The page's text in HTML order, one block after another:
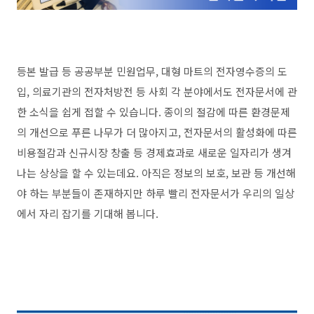
등본 발급 등 공공부분 민원업무, 대형 마트의 전자영수증의 도
입, 의료기관의 전자처방전 등 사회 각 분야에서도 전자문서에 관
한 소식을 쉽게 접할 수 있습니다. 종이의 절감에 따른 환경문제
의 개선으로 푸른 나무가 더 많아지고, 전자문서의 활성화에 따른
비용절감과 신규시장 창출 등 경제효과로 새로운 일자리가 생겨
나는 상상을 할 수 있는데요. 아직은 정보의 보호, 보관 등 개선해
야 하는 부분들이 존재하지만 하루 빨리 전자문서가 우리의 일상
에서 자리 잡기를 기대해 봅니다.